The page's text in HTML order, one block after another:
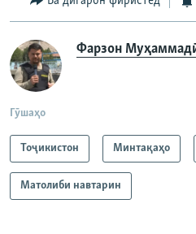
Фарзон
Гӯшаҳо
Тоҷикистон Минтақаҳо
Матолиби навтарин